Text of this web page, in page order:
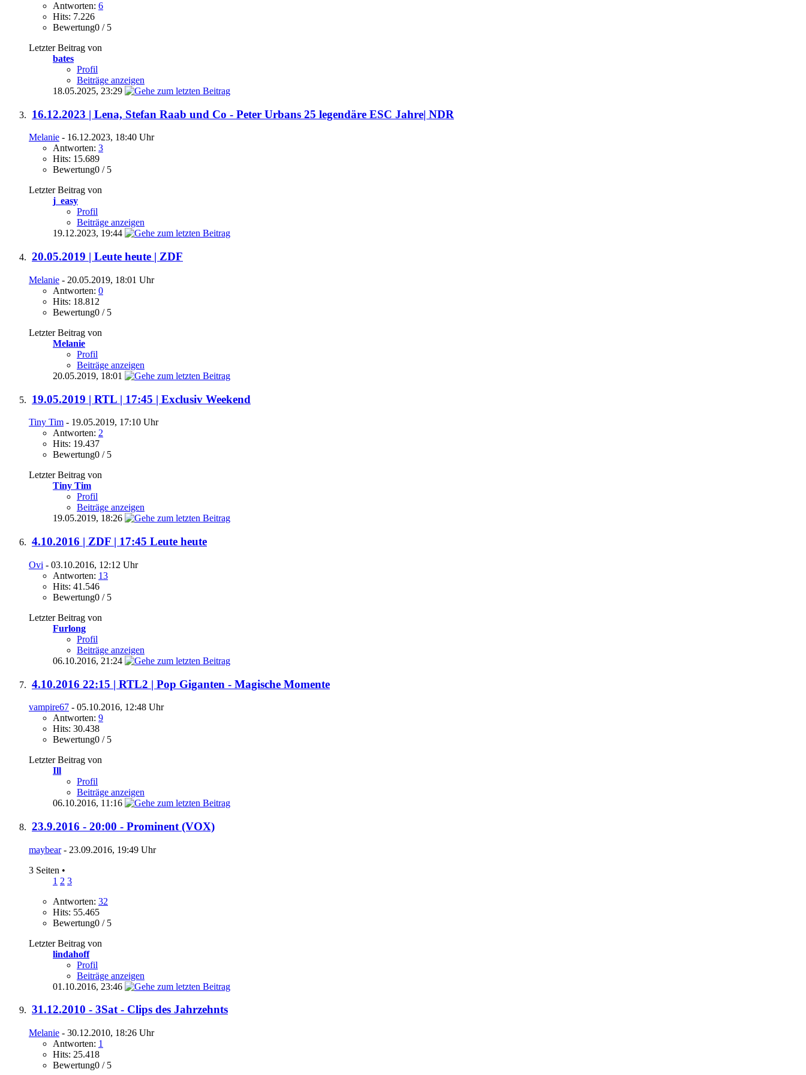
Antworten: 6
Hits: 7.226
Bewertung0 / 5
Letzter Beitrag von
bates
Profil
Beiträge anzeigen
18.05.2025, 23:29
16.12.2023 | Lena, Stefan Raab und Co - Peter Urbans 25 legendäre ESC Jahre| NDR
Melanie - 16.12.2023, 18:40 Uhr
Antworten: 3
Hits: 15.689
Bewertung0 / 5
Letzter Beitrag von
j_easy
Profil
Beiträge anzeigen
19.12.2023, 19:44
20.05.2019 | Leute heute | ZDF
Melanie - 20.05.2019, 18:01 Uhr
Antworten: 0
Hits: 18.812
Bewertung0 / 5
Letzter Beitrag von
Melanie
Profil
Beiträge anzeigen
20.05.2019, 18:01
19.05.2019 | RTL | 17:45 | Exclusiv Weekend
Tiny Tim - 19.05.2019, 17:10 Uhr
Antworten: 2
Hits: 19.437
Bewertung0 / 5
Letzter Beitrag von
Tiny Tim
Profil
Beiträge anzeigen
19.05.2019, 18:26
4.10.2016 | ZDF | 17:45 Leute heute
Ovi - 03.10.2016, 12:12 Uhr
Antworten: 13
Hits: 41.546
Bewertung0 / 5
Letzter Beitrag von
Furlong
Profil
Beiträge anzeigen
06.10.2016, 21:24
4.10.2016 22:15 | RTL2 | Pop Giganten - Magische Momente
vampire67 - 05.10.2016, 12:48 Uhr
Antworten: 9
Hits: 30.438
Bewertung0 / 5
Letzter Beitrag von
Ill
Profil
Beiträge anzeigen
06.10.2016, 11:16
23.9.2016 - 20:00 - Prominent (VOX)
maybear- 23.09.2016, 19:49 Uhr
3 Seiten •
1 2 3
Antworten: 32
Hits: 55.465
Bewertung0 / 5
Letzter Beitrag von
lindahoff
Profil
Beiträge anzeigen
01.10.2016, 23:46
31.12.2010 - 3Sat - Clips des Jahrzehnts
Melanie - 30.12.2010, 18:26 Uhr
Antworten: 1
Hits: 25.418
Bewertung0 / 5